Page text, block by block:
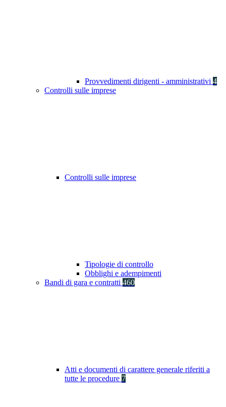
Provvedimenti dirigenti - amministrativi 4
Controlli sulle imprese
Controlli sulle imprese
Tipologie di controllo
Obblighi e adempimenti
Bandi di gara e contratti 460
Atti e documenti di carattere generale riferiti a
tutte le procedure 7